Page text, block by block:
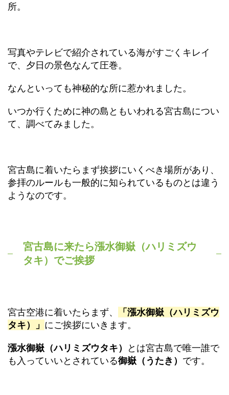
所。
写真やテレビで紹介されている海がすごくキレイ
で、夕日の景色なんて圧巻。
なんといっても神秘的な所に惹かれました。
いつか行くために神の島ともいわれる宮古島につい
て、調べてみました。
宮古島に着いたらまず挨拶にいくべき場所があり、
参拝のルールも一般的に知られているものとは違う
ようなのです。
宮古島に来たら漲水御嶽（ハリミズウ
タキ）でご挨拶
宮古空港に着いたらまず、
「漲水御嶽（ハリミズウ
タキ）」 にご挨拶にいきます。
漲水御嶽（ハリミズウタキ）
とは宮古島で唯一誰で
も入っていいとされている御嶽（うたき） です。